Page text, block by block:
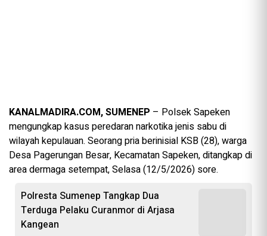
KANALMADIRA.COM, SUMENEP – Polsek Sapeken
mengungkap kasus peredaran narkotika jenis sabu di
wilayah kepulauan. Seorang pria berinisial KSB (28), warga
Desa Pagerungan Besar, Kecamatan Sapeken, ditangkap di
area dermaga setempat, Selasa (12/5/2026) sore.
Polresta Sumenep Tangkap Dua
Terduga Pelaku Curanmor di Arjasa
Kangean